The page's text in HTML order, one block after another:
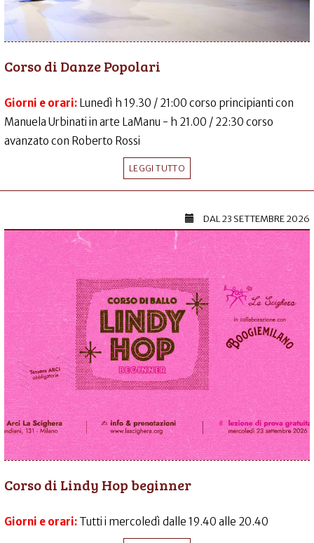
Corso di Danze Popolari
Giorni e orari: Lunedì h 19.30 / 21:00 corso principianti con
Manuela Urbinati in arte LaManu - h 21.00 / 22:30 corso
avanzato con Roberto Rossi
LEGGI TUTTO
DAL23 SETTEMBRE 2026
Corso di Lindy Hop beginner
Giorni e orari: Tutti i mercoledì dalle 19.40 alle 20.40